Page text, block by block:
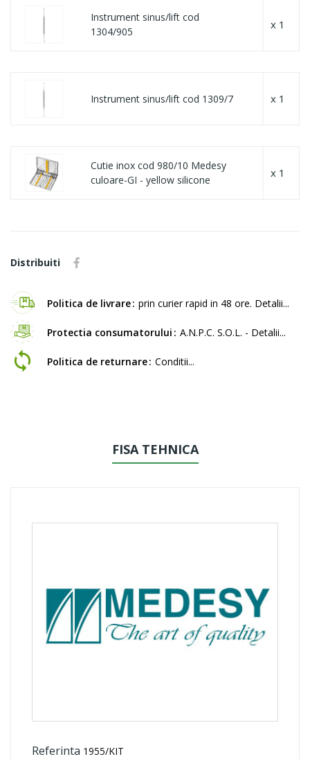
Instrument sinus/lift cod
1304/905
x 1
Instrument sinus/lift cod 1309/7 x 1
Cutie inox cod 980/10 Medesy
culoare-GI - yellow silicone
x 1
Distribuiti
Politica de livrare prin curier rapid in 48 ore. Detalii...
Protectia consumatorului A.N.P.C. S.O.L. - Detalii...
Politica de returnare Conditii...
FISA TEHNICA
Referinta 1955/KIT